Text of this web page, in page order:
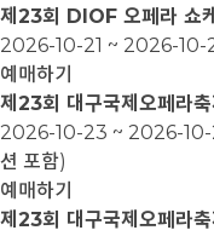
제23회 DIOF 오페라 쇼
2026-10-21 ~ 2026-10-
예매하기
제23회 대구국제오페라
2026-10-23 ~ 2026-
션 포함)
예매하기
제23회 대구국제오페라